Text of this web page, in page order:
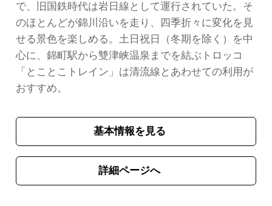
で、旧国鉄時代は岩日線として運行されていた。そ
のほとんどが錦川沿いを走り、四季折々に変化を見
せる景色を楽しめる。土日祝日（冬期を除く）を中
心に、錦町駅から雙津峡温泉までを結ぶトロッコ
「とことこトレイン」は清流線とあわせての利用が
おすすめ。
基本情報を見る
詳細ページへ